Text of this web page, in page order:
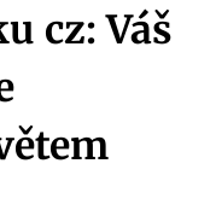
cz: Váš